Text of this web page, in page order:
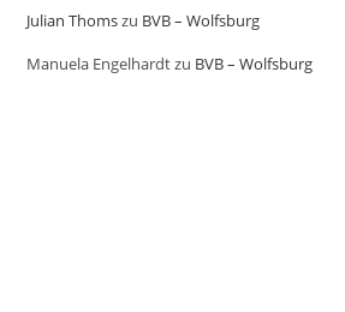
Julian Thomszu BVB – Wolfsburg
Manuela Engelhardtzu BVB – Wolfsburg